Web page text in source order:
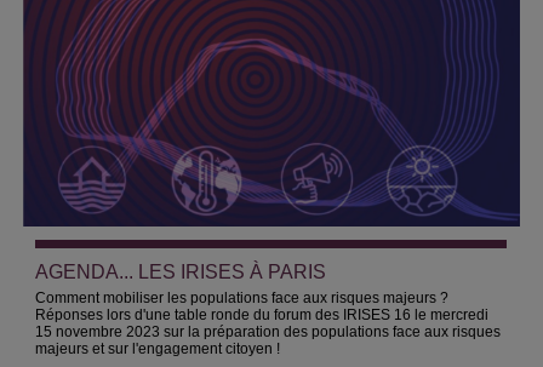
AGENDA... LES IRISES À PARIS
Comment mobiliser les populations face aux risques majeurs ?
Réponses lors d'une table ronde du forum des IRISES 16 le mercredi
15 novembre 2023 sur la préparation des populations face aux risques
majeurs et sur l'engagement citoyen !